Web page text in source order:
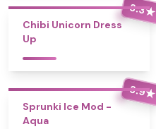
3.3★
Chibi Unicorn Dress
Up
3.9★
Sprunki Ice Mod -
Aqua